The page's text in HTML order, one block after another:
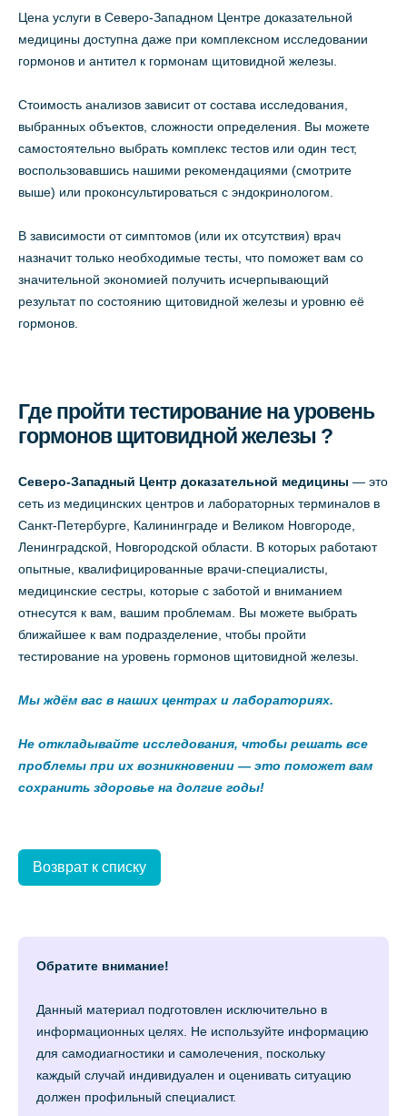
Цена услуги в Северо-Западном Центре доказательной
медицины доступна даже при комплексном исследовании
гормонов и антител к гормонам щитовидной железы.
Стоимость анализов зависит от состава исследования,
выбранных объектов, сложности определения. Вы можете
самостоятельно выбрать комплекс тестов или один тест,
воспользовавшись нашими рекомендациями (смотрите
выше) или проконсультироваться с эндокринологом.
В зависимости от симптомов (или их отсутствия) врач
назначит только необходимые тесты, что поможет вам со
значительной экономией получить исчерпывающий
результат по состоянию щитовидной железы и уровню её
гормонов.
Где пройти тестирование на уровень
гормонов щитовидной железы ?
Северо-Западный Центр доказательной медицины — это
сеть из медицинских центров и лабораторных терминалов в
Санкт-Петербурге, Калининграде и Великом Новгороде,
Ленинградской, Новгородской области. В которых работают
опытные, квалифицированные врачи-специалисты,
медицинские сестры, которые с заботой и вниманием
отнесутся к вам, вашим проблемам. Вы можете выбрать
ближайшее к вам подразделение, чтобы пройти
тестирование на уровень гормонов щитовидной железы.
Мы ждём вас в наших центрах и лабораториях.
Не откладывайте исследования, чтобы решать все
проблемы при их возникновении — это поможет вам
сохранить здоровье на долгие годы!
Возврат к списку
Обратите внимание!
Данный материал подготовлен исключительно в
информационных целях. Не используйте информацию
для самодиагностики и самолечения, поскольку
каждый случай индивидуален и оценивать ситуацию
должен профильный специалист.